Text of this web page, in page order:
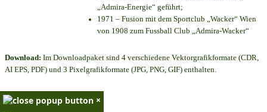
„Admira-Energie“ geführt;
1971 – Fusion mit dem Sportclub „Wacker“ Wien
von 1908 zum Fussball Club „Admira-Wacker“
Download: Im Downloadpaket sind 4 verschiedene Vektorgrafikformate (CDR,
AI EPS, PDF) und 3 Pixelgrafikformate (JPG, PNG, GIF) enthalten.
×